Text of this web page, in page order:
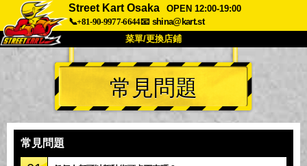
Street Kart Osaka
OPEN 12:00-19:00
📞+81-90-9977-6644📧 shina@kart.st
菜單/更換店鋪
首頁
關於 規格 價格
顧客聲音
公司
更換店鋪
常見問題
常見問題